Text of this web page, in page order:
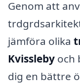
Genom att
jämföra olika
Kvissleby och
dig en bättre